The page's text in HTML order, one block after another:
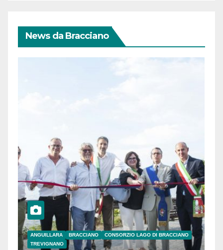
News da Bracciano
ANGUILLARA BRACCIANO
CONSORZIO LAGO DI BRACCIANO
TREVIGNANO